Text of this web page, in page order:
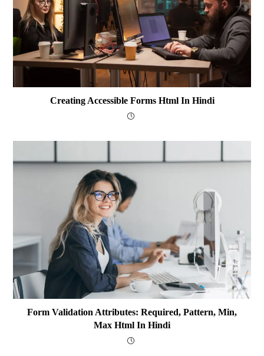
Creating Accessible Forms Html In Hindi
Form Validation Attributes: Required, Pattern, Min,
Max Html In Hindi